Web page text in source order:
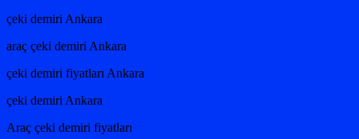
çeki demiri Ankara
araç çeki demiri Ankara
çeki demiri fiyatları Ankara
çeki demiri Ankara
Araç çeki demiri fiyatları